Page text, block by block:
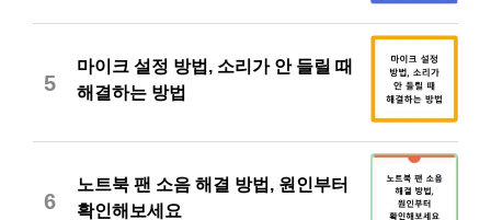
5
마이크 설정 방법, 소리가 안 들릴 때
해결하는 방법
6
노트북 팬 소음 해결 방법, 원인부터
확인해보세요